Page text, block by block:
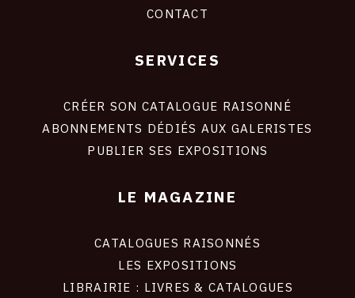
CONTACT
SERVICES
CRÉER SON CATALOGUE RAISONNÉ
ABONNEMENTS DÉDIÉS AUX GALERISTES
PUBLIER SES EXPOSITIONS
LE MAGAZINE
CATALOGUES RAISONNÉS
LES EXPOSITIONS
LIBRAIRIE : LIVRES & CATALOGUES